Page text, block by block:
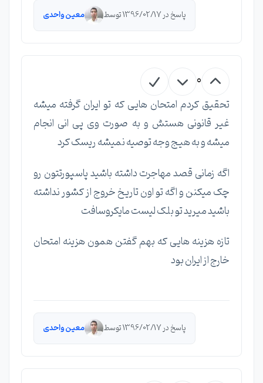
پاسخ در 1396/02/17 توسط معین واحدی
0
تحقیق کردم امتحان هایی که تو ایران گرفته میشه
غیر قانونی هستش و به صورت وی پی انی انجام
میشه و به هیج وجه توصیه نمیشه ریسک کرد
اگه زمانی قصد مهاجرت داشته باشید پاسپورتتون رو
چک میکنن و اگه تو اون تاریخ خروج از کشور نداشته
باشید میرید تو بلک لیست مایکروسافت
تازه هزینه هایی که بهم گفتن همون هزینه امتحان
خارج از ایران بود
پاسخ در 1396/02/17 توسط معین واحدی